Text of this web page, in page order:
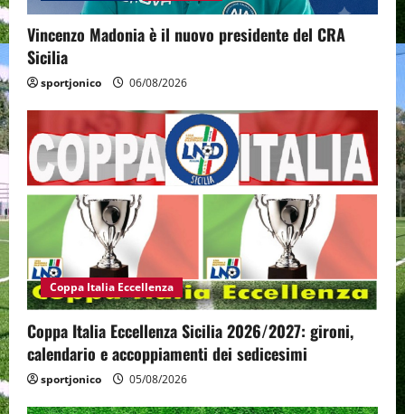
Vincenzo Madonia è il nuovo presidente del CRA
Sicilia
sportjonico 06/08/2026
Coppa Italia Eccellenza
Coppa Italia Eccellenza Sicilia 2026/2027: gironi,
calendario e accoppiamenti dei sedicesimi
sportjonico 05/08/2026